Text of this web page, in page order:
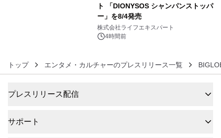
ト 「DIONYSOS シャンパンストッパ
ー」を8/4発売
株式会社ライフエキスパート
4時間前
トップ エンタメ・カルチャーのプレスリリース一覧
プレスリリース配信
サポート